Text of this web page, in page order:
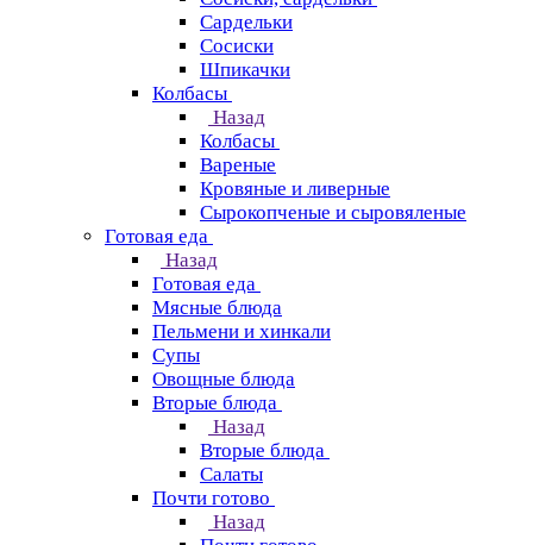
Сардельки
Сосиски
Шпикачки
Колбасы
Назад
Колбасы
Вареные
Кровяные и ливерные
Сырокопченые и сыровяленые
Готовая еда
Назад
Готовая еда
Мясные блюда
Пельмени и хинкали
Супы
Овощные блюда
Вторые блюда
Назад
Вторые блюда
Салаты
Почти готово
Назад